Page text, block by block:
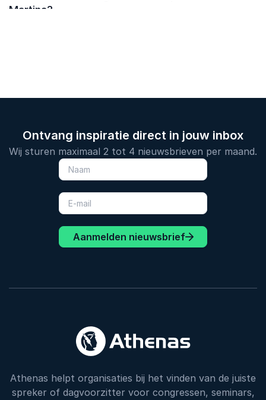
Martina?
Ontvang inspiratie direct in jouw inbox
Wij sturen maximaal 2 tot 4 nieuwsbrieven per maand.
Aanmelden nieuwsbrief
Athenas helpt organisaties bij het vinden van de juiste
spreker of dagvoorzitter voor congressen, seminars,